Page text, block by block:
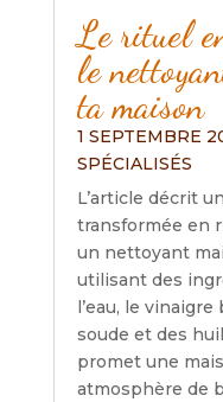
Le rituel
le
ta maison
1 SEPTEMBRE
SPÉCIALISÉS
L’article décrit
transformée en
un nettoyant
utilisant des
l’eau, le
soude et des
promet une
atmosphère de